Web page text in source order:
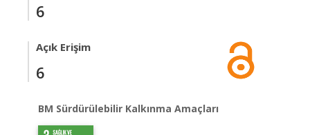
6
Açık Erişim
6
BM Sürdürülebilir Kalkınma Amaçları